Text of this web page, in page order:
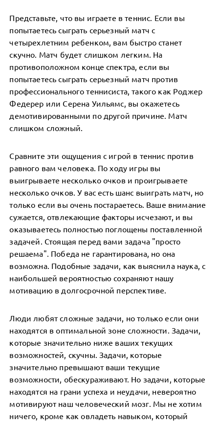
Представьте, что вы играете в теннис. Если вы
попытаетесь сыграть серьезный матч с
четырехлетним ребенком, вам быстро станет
скучно. Матч будет слишком легким. На
противоположном конце спектра, если вы
попытаетесь сыграть серьезный матч против
профессионального теннисиста, такого как Роджер
Федерер или Серена Уильямс, вы окажетесь
демотивированными по другой причине. Матч
слишком сложный.
Сравните эти ощущения с игрой в теннис против
равного вам человека. По ходу игры вы
выигрываете несколько очков и проигрываете
несколько очков. У вас есть шанс выиграть матч, но
только если вы очень постараетесь. Ваше внимание
сужается, отвлекающие факторы исчезают, и вы
оказываетесь полностью поглощены поставленной
задачей. Стоящая перед вами задача "просто
решаема". Победа не гарантирована, но она
возможна. Подобные задачи, как выяснила наука, с
наибольшей вероятностью сохраняют нашу
мотивацию в долгосрочной перспективе.
Люди любят сложные задачи, но только если они
находятся в оптимальной зоне сложности. Задачи,
которые значительно ниже ваших текущих
возможностей, скучны. Задачи, которые
значительно превышают ваши текущие
возможности, обескураживают. Но задачи, которые
находятся на грани успеха и неудачи, невероятно
мотивируют наш человеческий мозг. Мы не хотим
ничего, кроме как овладеть навыком, который